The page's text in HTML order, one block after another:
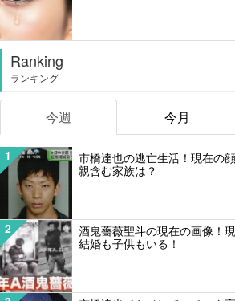
Ranking
ランキング
今週 今月
1
市橋達也の逃亡生活！現在の
親含む家族は？
2
酒鬼薔薇聖斗の現在の画像！
結婚も子供もいる！